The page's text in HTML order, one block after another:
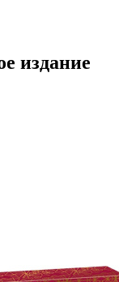
издание